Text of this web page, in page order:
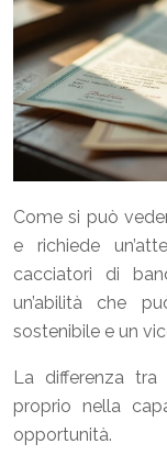
Come si può
e richiede
cacciatori di
un’abilità che
sostenibile e un
La differenza
proprio nella
opportunità.